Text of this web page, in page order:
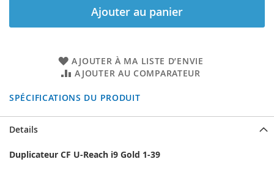
Ajouter au panier
AJOUTER À MA LISTE D’ENVIE
AJOUTER AU COMPARATEUR
SPÉCIFICATIONS DU PRODUIT
Details
Duplicateur CF U-Reach i9 Gold 1-39